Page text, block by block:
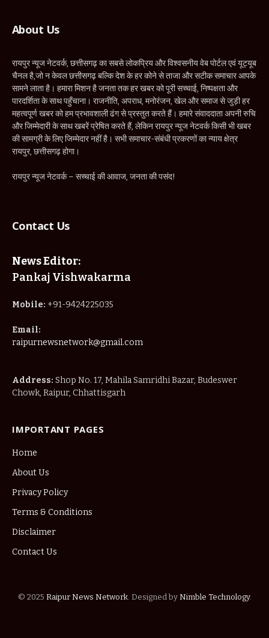
About Us
रायपुर न्यूज नेटवर्क, छत्तीसगढ़ का सबसे लोकप्रिय और विश्वसनीय वेब पोर्टल एवं यूट्यूब
चैनल है,जो न केवल छत्तीसगढ़ बल्कि देश के हर कोने से ताजा और सटीक समाचार आपके
सामने लाता है। हमारा मिशन है जनता तक हर खबर को पूरी सच्चाई, निष्पक्षता और
पारदर्शिता के साथ पहुँचाना। राजनीति, अपराध, मनोरंजन, खेल और समाज से जुड़ी हर
महत्वपूर्ण खबर को हम प्रभावशाली ढंग से प्रस्तुत करते हैं। हमारे संवाददाता अपनी रुचि
और जिम्मेदारी के साथ खबरें प्रेषित करते हैं, लेकिन रायपुर न्यूज नेटवर्क किसी भी खबर
की सामग्री के लिए जिम्मेदार नहीं है। सभी समाचार-संबंधी प्रकरणों का न्याय क्षेत्र
रायपुर, छत्तीसगढ़ होगा।
रायपुर न्यूज नेटवर्क – सच्चाई की आवाज, जनता की पसंद!
Contact Us
News Editor:
Pankaj Vishwakarma
Mobile: +91-9424225035
Email:
raipurnewsnetwork@gmail.com
Address: Shop No. 17, Mahila Samridhi Bazar, Budeswer
Chowk, Raipur, Chhattisgarh
IMPORTANT PAGES
Home
About Us
Privacy Policy
Terms & Conditions
Disclaimer
Contact Us
© 2025 Raipur News Network. Designed by Nimble Technology.